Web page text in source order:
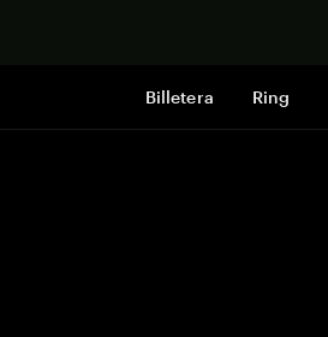
Billetera Ring